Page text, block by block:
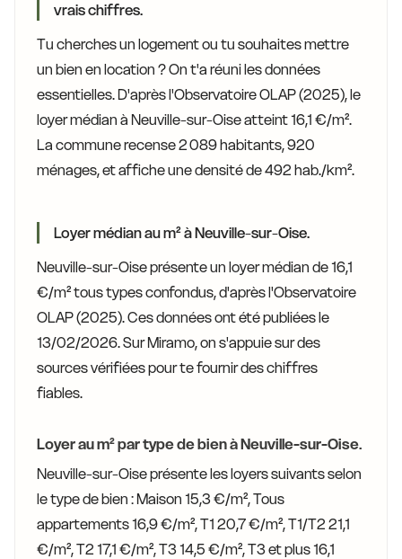
vrais chiffres.
Tu cherches un logement ou tu souhaites mettre
un bien en location ? On t'a réuni les données
essentielles. D'après l'Observatoire OLAP (2025), le
loyer médian à Neuville-sur-Oise atteint 16,1 €/m².
La commune recense 2 089 habitants, 920
ménages, et affiche une densité de 492 hab./km².
Loyer médian au m² à Neuville-sur-Oise.
Neuville-sur-Oise présente un loyer médian de 16,1
€/m² tous types confondus, d'après l'Observatoire
OLAP (2025). Ces données ont été publiées le
13/02/2026. Sur Miramo, on s'appuie sur des
sources vérifiées pour te fournir des chiffres
fiables.
Loyer au m² par type de bien à Neuville-sur-Oise.
Neuville-sur-Oise présente les loyers suivants selon
le type de bien : Maison 15,3 €/m², Tous
appartements 16,9 €/m², T1 20,7 €/m², T1/T2 21,1
€/m², T2 17,1 €/m², T3 14,5 €/m², T3 et plus 16,1